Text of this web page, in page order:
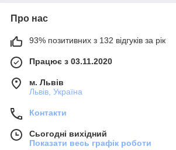
Про нас
93% позитивних з 132 відгуків за рік
Працює з 03.11.2020
м. Львів
Львів, Україна
Контакти
Сьогодні вихідний
Показати весь графік роботи